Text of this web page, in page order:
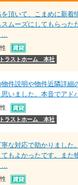
頂いて、こまめに新着
ムーズにしてもらった
...
ラストホーム 本社
件説明や物件近隣詳細
いました。本音でアド
ラストホーム 本社
な対応で助かりました
もよかったです。また
...